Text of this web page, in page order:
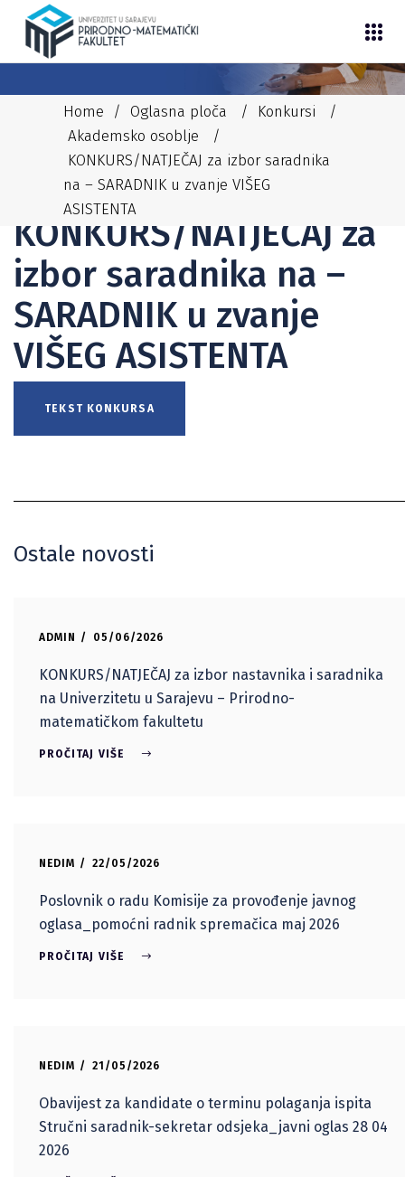
Home / Oglasna ploča / Konkursi
/
Akademsko osoblje
/
KONKURS/NATJEČAJ za izbor saradnika
na – SARADNIK u zvanje VIŠEG
ASISTENTA
12/05/2026 NEDIM AKADEMSKO OSOBLJE
KONKURS/NATJEČAJ za
izbor saradnika na –
SARADNIK u zvanje
VIŠEG ASISTENTA
TEKST KONKURSA
Ostale novosti
ADMIN 05/06/2026
KONKURS/NATJEČAJ za izbor nastavnika i saradnika
na Univerzitetu u Sarajevu – Prirodno-
matematičkom fakultetu
PROČITAJ VIŠE
NEDIM 22/05/2026
Poslovnik o radu Komisije za provođenje javnog
oglasa_pomoćni radnik spremačica maj 2026
PROČITAJ VIŠE
NEDIM 21/05/2026
Obavijest za kandidate o terminu polaganja ispita
Stručni saradnik-sekretar odsjeka_javni oglas 28 04
2026